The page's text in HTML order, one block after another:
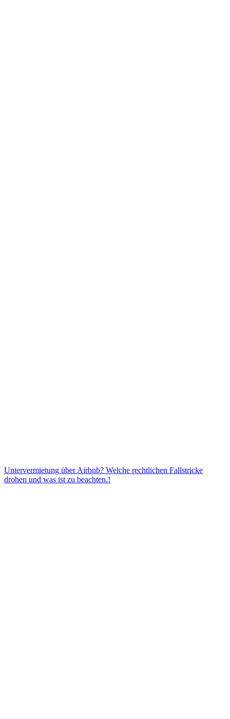
Untervermietung über Airbnb? Welche rechtlichen Fallstricke
drohen und was ist zu beachten.!